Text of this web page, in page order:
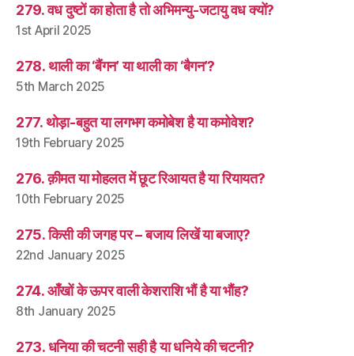
279. वध दुष्टों का होता है तो अभिमन्यु-जटायु वध क्यों?
1st April 2025
278. थाली का ‘बैंगन’ या थाली का ‘बैगन’?
5th March 2025
277. थोड़ा-बहुत या लगभग कमोबेश है या कमोवेश?
19th February 2025
276. क़ीमत या मोहलत में छूट रिआयत है या रियायत?
10th February 2025
275. किसी की जगह पर – बजाय लिखें या बजाए?
22nd January 2025
274. आँखों के ऊपर वाली केशराशि भौं है या भौंह?
8th January 2025
273. धनिया की चटनी सही है या धनिये की चटनी?